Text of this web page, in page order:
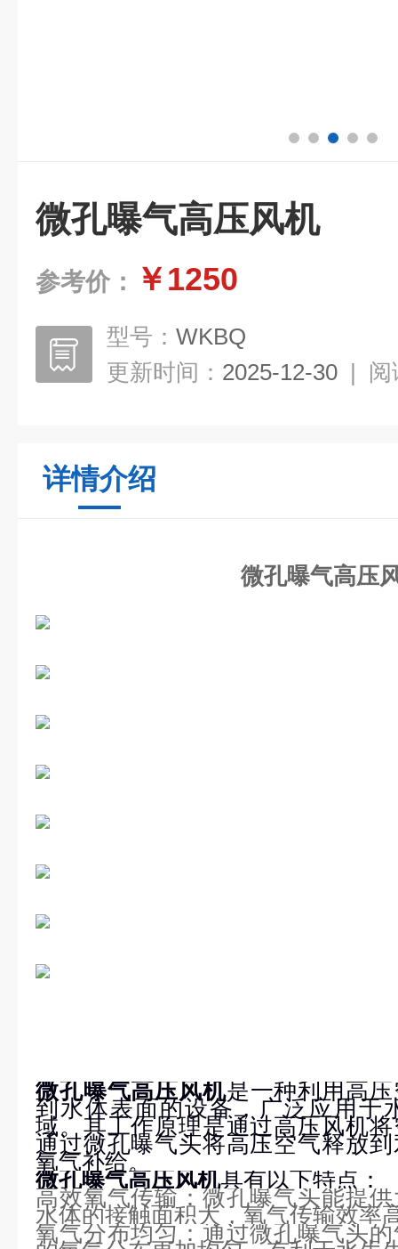
微孔曝气高压风机
参考价： ￥1250
型号： WKBQ
更新时间： 2025-12-30 | 阅
详情介绍
微孔曝气高压
微孔曝气高压风机是一种利用高
到水体表面的设备，广泛应用于
域。其工作原理是通过高压风机
通过微孔曝气头将高压空气释放
氧气补给。
微孔曝气高压风机具有以下特点：
高效氧气传输：微孔曝气头能提
水体的接触面积大，氧气传输效率
氧气分布均匀：通过微孔曝气头